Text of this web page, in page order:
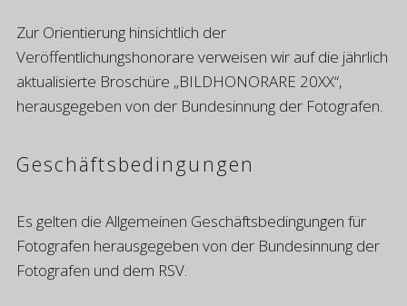
Zur Orientierung hinsichtlich der
Veröffentlichungshonorare verweisen wir auf die jährlich
aktualisierte Broschüre „BILDHONORARE 20XX“,
herausgegeben von der Bundesinnung der Fotografen.
Geschäftsbedingungen
Es gelten die Allgemeinen Geschäftsbedingungen für
Fotografen herausgegeben von der Bundesinnung der
Fotografen und dem RSV.